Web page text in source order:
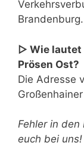
Brandenburg.
▷ Wie lautet
Prösen Ost?
Die Adresse
Fehler in
euch bei uns!